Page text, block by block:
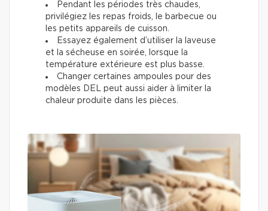
Pendant les périodes très chaudes,
privilégiez les repas froids, le barbecue ou
les petits appareils de cuisson.
Essayez également d’utiliser la laveuse
et la sécheuse en soirée, lorsque la
température extérieure est plus basse.
Changer certaines ampoules pour des
modèles DEL peut aussi aider à limiter la
chaleur produite dans les pièces.